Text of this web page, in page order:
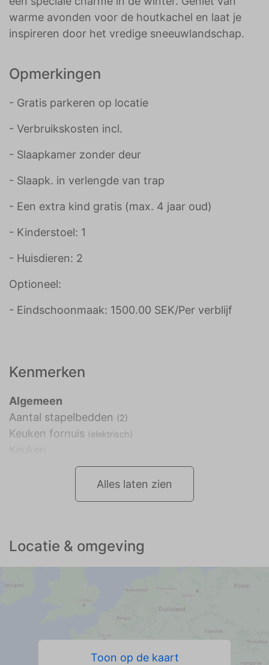
warme avonden voor de houtkachel en laat je
inspireren door het vredige sneeuwlandschap.
Opmerkingen
- Gratis parkeren op locatie
- Verbruikskosten incl.
- Slaapkamer zonder deur
- Slaapk. in verlengde van trap
- Een extra kind gratis (max. 4 jaar oud)
- Kinderstoel: 1
- Huisdieren: 2
Optioneel:
- Eindschoonmaak: 1500.00 SEK/Per verblijf
Kenmerken
Algemeen
Aantal stapelbedden (2)
Keuken fornuis (elektrisch)
Alles laten zien
Locatie & omgeving
Toon op de kaart